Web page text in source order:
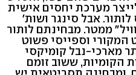
מערכת יחסים אישית
אבל סינגר ושות'
ממטר. מבחינתם לותור
המקורי וספייסי פשוט
מארכי-נבל קומיקסי
הקומיות, ששוב זומם